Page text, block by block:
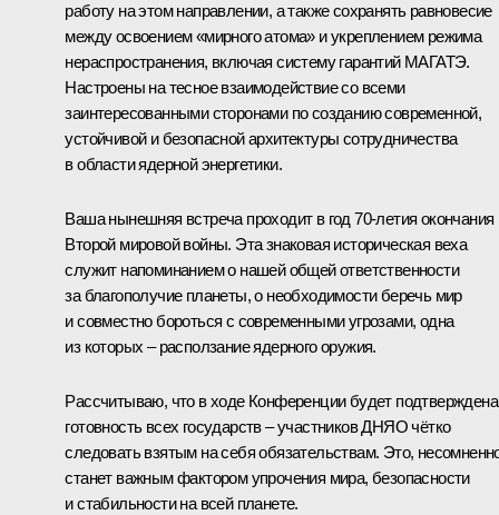
работу на этом направлении, а также сохранять равновесие
между освоением «мирного атома» и укреплением режима
нераспространения, включая систему гарантий МАГАТЭ.
Настроены на тесное взаимодействие со всеми
заинтересованными сторонами по созданию современной,
устойчивой и безопасной архитектуры сотрудничества
в области ядерной энергетики.
Ваша нынешняя встреча проходит в год 70-летия окончания
Второй мировой войны. Эта знаковая историческая веха
служит напоминанием о нашей общей ответственности
за благополучие планеты, о необходимости беречь мир
и совместно бороться с современными угрозами, одна
из которых – расползание ядерного оружия.
Рассчитываю, что в ходе Конференции будет подтверждена
готовность всех государств – участников ДНЯО чётко
следовать взятым на себя обязательствам. Это,
станет важным фактором упрочения мира, безопасности
и стабильности на всей планете.